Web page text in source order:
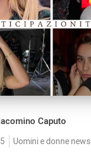
Caputo
Uomini e donne news